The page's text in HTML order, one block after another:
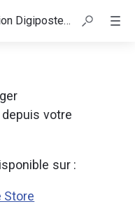
Comment télécharger l'application Digiposte ?
votre
sur :
Store